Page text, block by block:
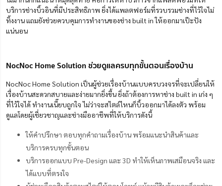
บริการช่างบิ้วอินที่มีประสิทธิภาพ ยิ่งได้แพลตฟอร์มที่รวบรวมช่างที่ไว้ใจไม่
ทิ้งงาน แถมยังช่วยควบคุมการทำงานของช่าง built in ให้ออกมาเป๊ะปัง
แน่นอน
NocNoc Home Solution ช่วยดูแลครบทุกขั้นตอนเรื่องบ้าน
NocNoc Home Solution เป็นผู้ช่วยเรื่องบ้านแบบครบวงจรที่จะเปลี่ยนให้
เรื่องบ้านสะดวกสบายและง่ายมากยิ่งขึ้น ยิ่งถ้าต้องการหาช่าง built in เก่ง ๆ
ที่ไว้ใจได้ ทำงานเนี๊ยบถูกใจ ไม่ว่าจะสไตล์ไหนก็บิ้วออกมาได้ลงตัว พร้อม
ดูแลโดยผู้เชี่ยวชาญและช่างมืออาชีพที่ให้บริการดังนี้
ให้คำปรึกษา ตอบทุกคำถามเรื่องบ้าน พร้อมแนะนำสินค้าและ
บริการครบทุกขั้นตอน
บริการออกแบบ Pre-Design และ 3D ทำให้เห็นภาพเสมือนจริง และ
ได้แบบที่ตรงใจ